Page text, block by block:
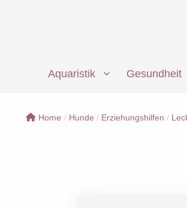
Aquaristik Gesundheit
Home / Hunde / Erziehungshilfen /